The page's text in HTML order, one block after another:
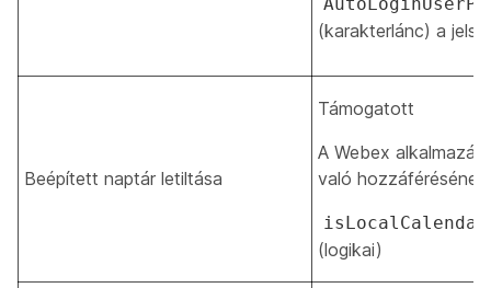
(karakterlánc) a
Beépített naptár letiltása
Támogatott
A Webex
való
(logikai)